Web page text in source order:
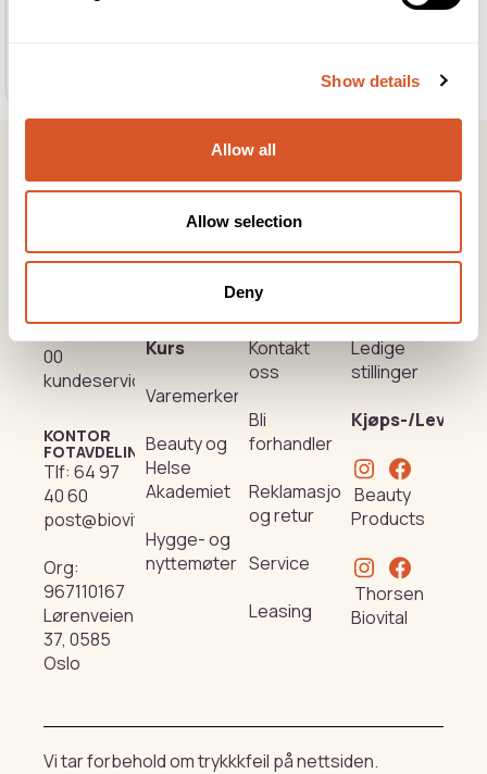
Show details
Allow all
Allow selection
Deny
Kontakt
00
kundeservice@beautyproducts.no
KONTOR
FOTAVDELING
Tlf: 64 97
40 60
post@biovital.no
Org:
967110167
Lørenveien
37, 0585
Oslo
Snarveier
Produkter
Kurs
Varemerker
Beauty og
Helse
Akademiet
Hygge- og
nyttemøter
Kundeservice
Om oss
Kontakt
oss
Bli
forhandler
Reklamasjon
og retur
Service
Leasing
Informasjon
Ledige
stillinger
Kjøps-/
Beauty
Products
Thorsen
Biovital
Vi tar forbehold om trykkkfeil på nettsiden.